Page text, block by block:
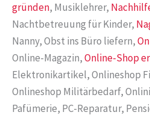
gründen, Musiklehrer,
Nachtbetreuung für Kinder,
Nanny, Obst ins Büro liefern,
Online-Magazin,Online-Shop
Elektronikartikel, Onlineshop
Onlineshop Militärbedarf,
Pafümerie, PC-Reparatur,